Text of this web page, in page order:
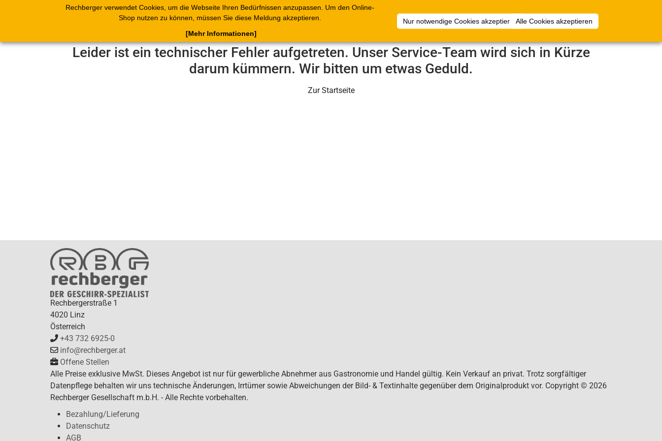
Rechberger verwendet Cookies, um die Webseite Ihren Bedürfnissen anzupassen. Um den Online-
Shop nutzen zu können, müssen Sie diese Meldung akzeptieren.
Nur notwendige Cookies akzeptierenAlle Cookies akzeptieren
[Mehr Informationen]
Shop Blätterkataloge Warenkorb Belege Artikelsammlungen Anmelden
Leider ist ein technischer Fehler aufgetreten. Unser Service-Team wird sich in Kürze
darum kümmern. Wir bitten um etwas Geduld.
Zur Startseite
Rechbergerstraße 1
4020 Linz
Österreich
+43 732 6925-0
info@rechberger.at
Offene Stellen
Alle Preise exklusive MwSt. Dieses Angebot ist nur für gewerbliche Abnehmer aus Gastronomie und Handel gültig. Kein Verkauf an privat. Trotz sorgfältiger
Datenpflege behalten wir uns technische Änderungen, Irrtümer sowie Abweichungen der Bild- & Textinhalte gegenüber dem Originalprodukt vor. Copyright © 2026
Rechberger Gesellschaft m.b.H. - Alle Rechte vorbehalten.
Bezahlung/Lieferung
Datenschutz
AGB